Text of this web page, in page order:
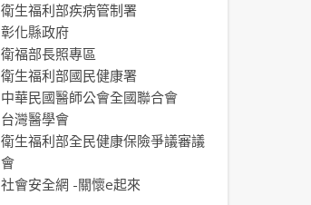
衛生福利部疾病管制署
彰化縣政府
衛福部長照專區
衛生福利部國民健康署
中華民國醫師公會全國聯合會
台灣醫學會
衛生福利部全民健康保險爭議審議
會
社會安全網 -關懷e起來